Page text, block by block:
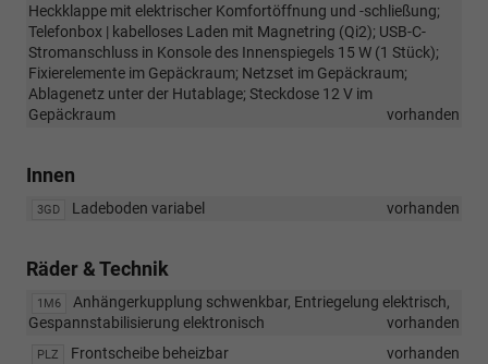
Heckklappe mit elektrischer Komfortöffnung und -schließung;
Telefonbox | kabelloses Laden mit Magnetring (Qi2); USB-C-
Stromanschluss in Konsole des Innenspiegels 15 W (1 Stück);
Fixierelemente im Gepäckraum; Netzset im Gepäckraum;
Ablagenetz unter der Hutablage; Steckdose 12 V im
Gepäckraum
vorhanden
Innen
3GD Ladeboden variabel vorhanden
Räder & Technik
1M6
Anhängerkupplung schwenkbar, Entriegelung elektrisch,
Gespannstabilisierung elektronisch
vorhanden
PLZ Frontscheibe beheizbar vorhanden